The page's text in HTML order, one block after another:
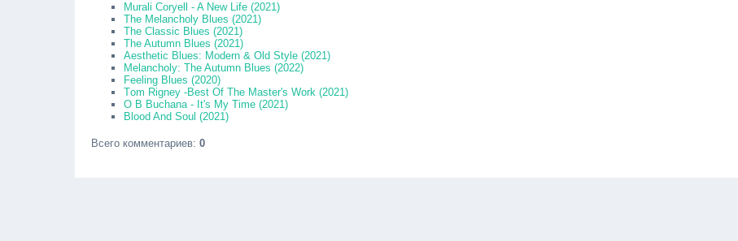
Murаli Соryеll - A New Life (2021)
The Melancholy Blues (2021)
The Classic Blues (2021)
The Autumn Blues (2021)
Aesthetic Blues: Modern & Old Style (2021)
Melancholy: The Autumn Blues (2022)
Feeling Blues (2020)
Tоm Rignеy -Best Of The Master's Work (2021)
O B Buchana - It's My Time (2021)
Blood And Soul (2021)
Всего комментариев: 0